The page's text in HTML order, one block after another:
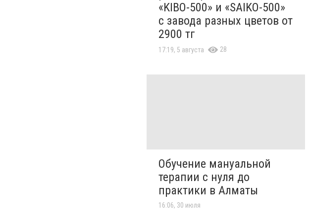
«KIBO-500» и «SAIKO-500»
с завода разных цветов от
2900 тг
17:19, 5 августа 28
Обучение мануальной
терапии с нуля до
практики в Алматы
16:06, 30 июля